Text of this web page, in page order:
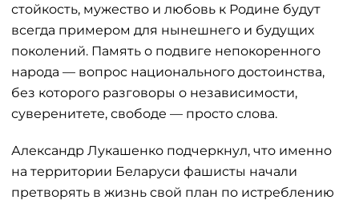
стойкость, мужество и любовь к Родине будут
всегда примером для нынешнего и будущих
поколений. Память о подвиге непокоренного
народа — вопрос национального достоинства,
без которого разговоры о независимости,
суверенитете, свободе — просто слова.
Александр Лукашенко подчеркнул, что именно
на территории Беларуси фашисты начали
претворять в жизнь свой план по истреблению